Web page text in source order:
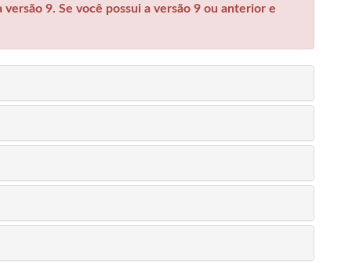
9. Se você possui a versão 9 ou anterior e